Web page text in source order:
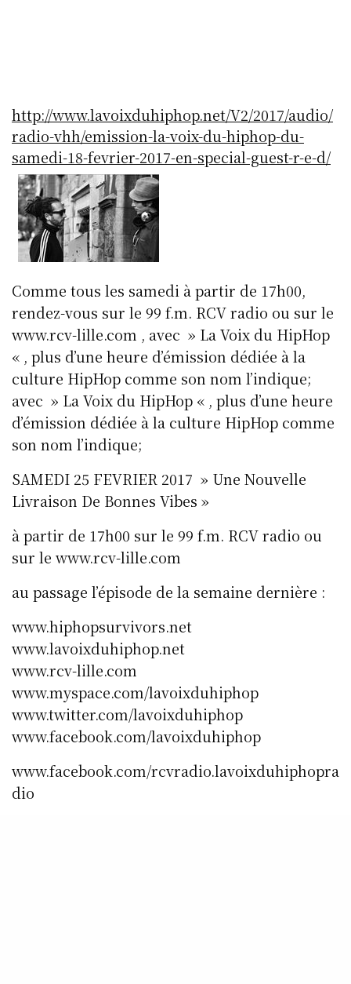
http://www.lavoixduhiphop.net/V2/2017/audio/
radio-vhh/emission-la-voix-du-hiphop-du-
samedi-18-fevrier-2017-en-special-guest-r-e-d/
Comme tous les samedi à partir de 17h00,
rendez-vous sur le 99 f.m. RCV radio ou sur le
www.rcv-lille.com , avec » La Voix du HipHop
« , plus d’une heure d’émission dédiée à la
culture HipHop comme son nom l’indique;
avec » La Voix du HipHop « , plus d’une heure
d’émission dédiée à la culture HipHop comme
son nom l’indique;
SAMEDI 25 FEVRIER 2017 » Une Nouvelle
Livraison De Bonnes Vibes »
à partir de 17h00 sur le 99 f.m. RCV radio ou
sur le www.rcv-lille.com
au passage l’épisode de la semaine dernière :
www.hiphopsurvivors.net
www.lavoixduhiphop.net
www.rcv-lille.com
www.myspace.com/lavoixduhiphop
www.twitter.com/lavoixduhiphop
www.facebook.com/lavoixduhiphop
www.facebook.com/rcvradio.lavoixduhiphopra
dio